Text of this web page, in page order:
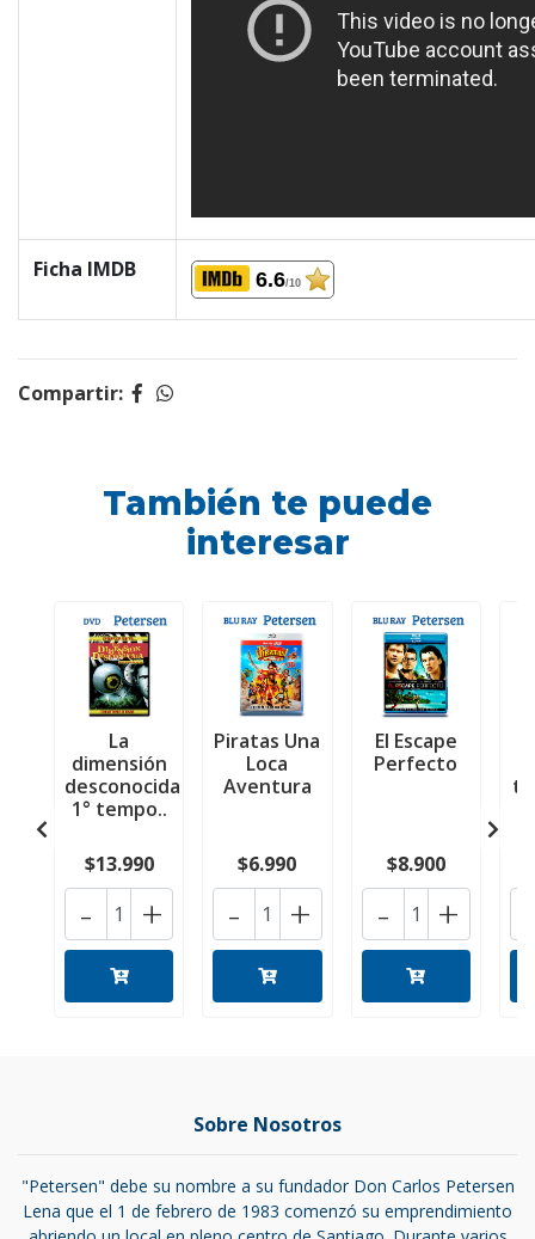
Ficha IMDB 6.6/10
Compartir:
También te puede
interesar
La
dimensión
desconocida
1° tempo..
$13.990
+
-
Piratas Una
Loca
Aventura
$6.990
+
-
El Escape
Perfecto
$8.900
+
-
Sobre Nosotros
"Petersen" debe su nombre a su fundador Don Carlos Petersen
Lena que el 1 de febrero de 1983 comenzó su emprendimiento